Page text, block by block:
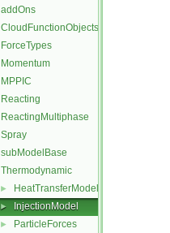
addOns
CloudFunctionObjects
ForceTypes
Momentum
MPPIC
Reacting
ReactingMultiphase
Spray
subModelBase
Thermodynamic
► HeatTransferModel
► InjectionModel
►
ParticleForces